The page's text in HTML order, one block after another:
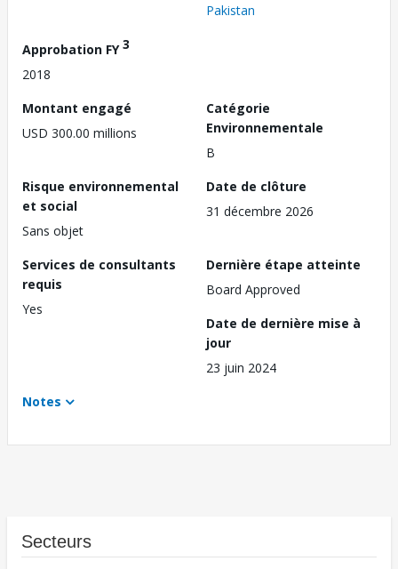
Pakistan
Approbation FY3
2018
Montant engagé
USD 300.00 millions
Catégorie
Environnementale
B
Risque environnemental
et social
Sans objet
Date de clôture
31 décembre 2026
Services de consultants
requis
Yes
Dernière étape atteinte
Board Approved
Date de dernière mise à
jour
23 juin 2024
Notes
Secteurs